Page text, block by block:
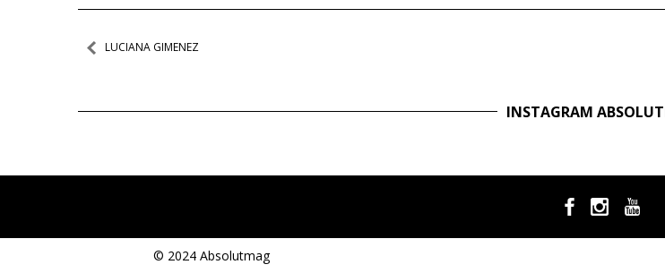
Navegação
Post
LUCIANA GIMENEZ
INSTAGRAM
© 2024 Absolutmag